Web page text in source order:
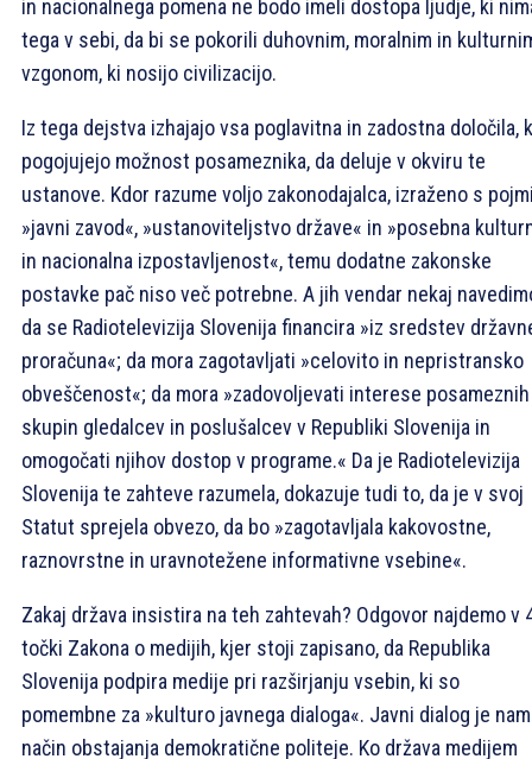
in nacionalnega pomena ne bodo imeli dostopa ljudje, ki
tega v sebi, da bi se pokorili duhovnim, moralnim in
vzgonom, ki nosijo civilizacijo.
Iz tega dejstva izhajajo vsa poglavitna in zadostna določila,
pogojujejo možnost posameznika, da deluje v okviru te
ustanove. Kdor razume voljo zakonodajalca, izraženo s
»javni zavod«, »ustanoviteljstvo države« in »posebna
in nacionalna izpostavljenost«, temu dodatne zakonske
postavke pač niso več potrebne. A jih vendar nekaj
da se Radiotelevizija Slovenija financira »iz sredstev
proračuna«; da mora zagotavljati »celovito in nepristransko
obveščenost«; da mora »zadovoljevati interese posameznih
skupin gledalcev in poslušalcev v Republiki Slovenija in
omogočati njihov dostop v programe.« Da je Radiotelevizija
Slovenija te zahteve razumela, dokazuje tudi to, da je v svoj
Statut sprejela obvezo, da bo »zagotavljala kakovostne,
raznovrstne in uravnotežene informativne vsebine«.
Zakaj država insistira na teh zahtevah? Odgovor najdemo v
točki Zakona o medijih, kjer stoji zapisano, da Republika
Slovenija podpira medije pri razširjanju vsebin, ki so
pomembne za »kulturo javnega dialoga«. Javni dialog je
način obstajanja demokratične politeje. Ko država medijem